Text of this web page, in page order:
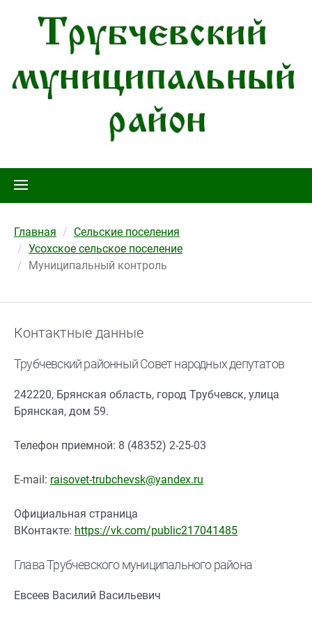
Главная
Сельские поселения
Усохское сельское поселение
Муниципальный контроль
Контактные данные
Трубчевский районный Совет народных депутатов
242220, Брянская область, город Трубчевск, улица
Брянская, дом 59.
Телефон приемной: 8 (48352) 2-25-03
E-mail: raisovet-trubchevsk@yandex.ru
Официальная страница
ВКонтакте: https://vk.com/public217041485
Глава Трубчевского муниципального района
Евсеев Василий Васильевич